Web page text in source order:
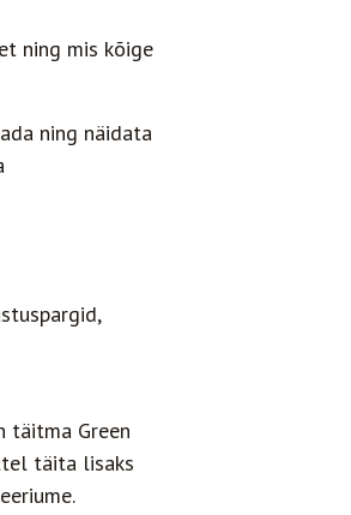
ning mis kõige
ning näidata
täitma Green
täita lisaks